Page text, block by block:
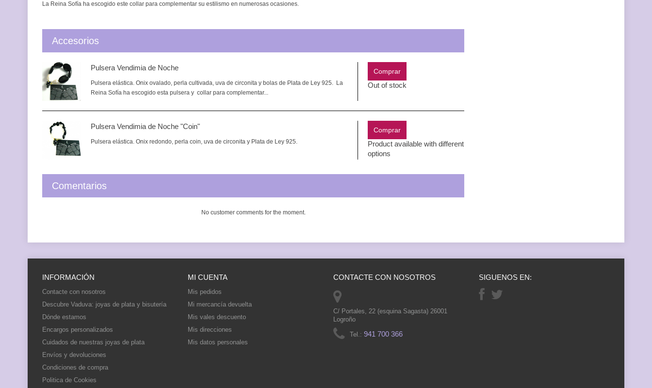
La Reina Sofía ha escogido este collar para complementar su estilismo en numerosas ocasiones.
Accesorios
Pulsera Vendimia de Noche
Pulsera elástica. Onix ovalado, perla cultivada, uva de circonita y bolas de Plata de Ley 925. La
Reina Sofía ha escogido esta pulsera y collar para complementar...
Comprar
Out of stock
Pulsera Vendimia de Noche "Coin"
Pulsera elástica. Onix redondo, perla coin, uva de circonita y Plata de Ley 925.
Comprar
Product available with different
options
Comentarios
No customer comments for the moment.
INFORMACIÓN
Contacte con nosotros
Descubre Vaduva: joyas de plata y bisutería
Dónde estamos
Encargos personalizados
Cuidados de nuestras joyas de plata
Envíos y devoluciones
Condiciones de compra
Politica de Cookies
MI CUENTA
Mis pedidos
Mi mercancía devuelta
Mis vales descuento
Mis direcciones
Mis datos personales
CONTACTE CON NOSOTROS
C/ Portales, 22 (esquina Sagasta) 26001
Logroño
Tel.: 941 700 366
SIGUENOS EN: